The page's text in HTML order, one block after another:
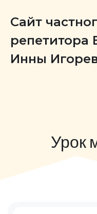
Сайт
репетитора
Инны
Урок